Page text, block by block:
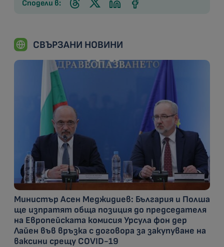
Сподели в:
СВЪРЗАНИ НОВИНИ
Министър Асен Меджидиев: България и Полша
ще изпратят обща позиция до председателя
на Европейската комисия Урсула фон дер
Лайен във връзка с договора за закупуване на
ваксини срещу COVID-19